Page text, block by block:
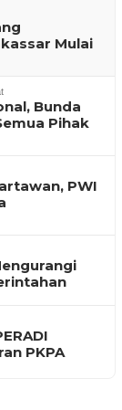
Mulai
Bunda
Pihak
PWI
PKPA